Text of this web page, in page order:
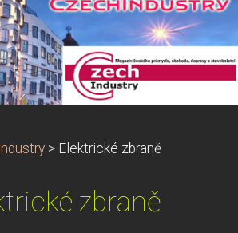
> Elektrické zbraně
zbraně